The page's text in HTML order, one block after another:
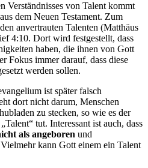
Verständnisses von Talent kommt
dem Neuen Testament. Zum
anvertrauten Talenten (Matthäus
4:10. Dort wird festgestellt, dass
haben, die ihnen von Gott
Fokus immer darauf, dass diese
werden sollen.
ist später falsch
dort nicht darum, Menschen
zu stecken, so wie es der
tut. Interessant ist auch, dass
als angeboren und
kann Gott einem ein Talent